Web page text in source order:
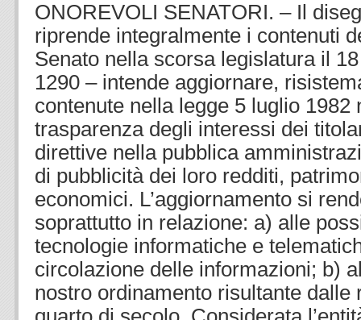
ONOREVOLI SENATORI. – Il
riprende integralmente i contenuti
Senato nella scorsa legislatura il
1290 – intende aggiornare,
contenute nella legge 5 luglio 1982
trasparenza degli interessi dei
direttive nella pubblica
di pubblicità dei loro redditi,
economici. L’aggiornamento si
soprattutto in relazione: a) alle
tecnologie informatiche e
circolazione delle informazioni; b)
nostro ordinamento risultante dalle